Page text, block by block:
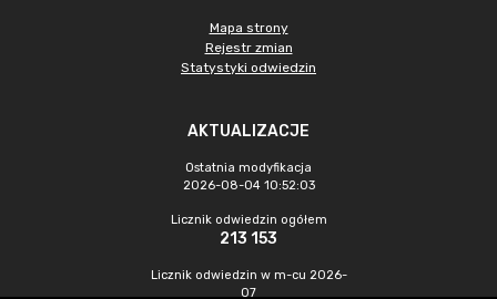
Mapa strony
Rejestr zmian
Statystyki odwiedzin
AKTUALIZACJE
Ostatnia modyfikacja
2026-08-04 10:52:03
Licznik odwiedzin ogółem
213 153
Licznik odwiedzin w m-cu 2026-
07